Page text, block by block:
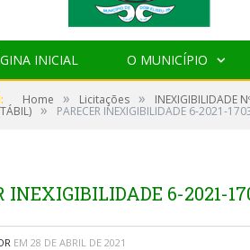
INICIAL O MUNICÍPIO
Home » Licitações » INEXIGIBILIDADE
» PARECER INEXIGIBILIDADE 6-2021-
INEXIGIBILIDADE 6-2021-
EM 28 DE ABRIL DE 2021